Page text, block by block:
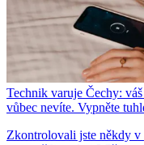
Technik varuje Čechy:
vůbec nevíte. Vypněte
Zkontrolovali jste někdy v